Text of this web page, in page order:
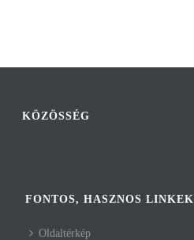
KÖZÖSSÉG
FONTOS, HASZNOS LINKEK
Oldaltérkép